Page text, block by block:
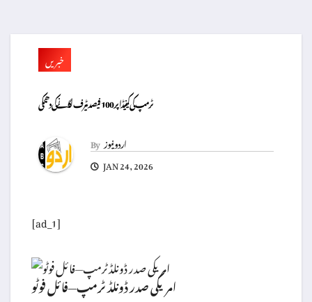
خبریں
ٹرمپ کی کینیڈا پر 100 فیصد ٹیرف لگانے کی دھمکی
Byاردو نیوز
JAN 24, 2026
[ad_1]
امریکی صدر ڈونلڈ ٹرمپ—فائل فوٹو